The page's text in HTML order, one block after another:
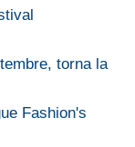
torna la
Fashion's